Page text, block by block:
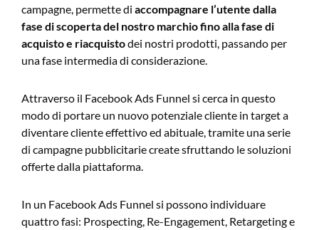
campagne, permette di accompagnare l’utente dalla
fase di scoperta del nostro marchio fino alla fase di
acquisto e riacquistodei nostri prodotti, passando per
una fase intermedia di considerazione.
Attraverso il Facebook Ads Funnel si cerca in questo
modo di portare un nuovo potenziale cliente in target a
diventare cliente effettivo ed abituale, tramite una serie
di campagne pubblicitarie create sfruttando le soluzioni
offerte dalla piattaforma.
In un Facebook Ads Funnel si possono individuare
quattro fasi: Prospecting, Re-Engagement, Retargeting e